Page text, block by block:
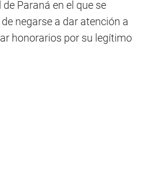
Paraná en el que se
negarse a dar atención a
honorarios por su legítimo